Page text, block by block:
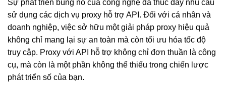
Sự phát triển bùng nổ của công nghệ đã thúc đẩy nhu cầu
sử dụng các dịch vụ proxy hỗ trợ API. Đối với cá nhân và
doanh nghiệp, việc sở hữu một giải pháp proxy hiệu quả
không chỉ mang lại sự an toàn mà còn tối ưu hóa tốc độ
truy cập. Proxy với API hỗ trợ không chỉ đơn thuần là công
cụ, mà còn là một phần không thể thiếu trong chiến lược
phát triển số của bạn.